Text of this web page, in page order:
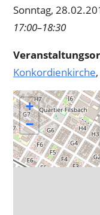
Sonntag,
17:00–18:30
Konkordienkirche
+
−